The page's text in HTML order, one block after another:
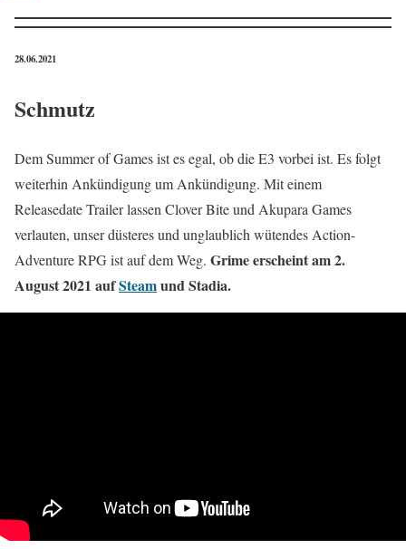
28.06.2021
Schmutz
Dem Summer of Games ist es egal, ob die E3 vorbei ist. Es folgt
weiterhin Ankündigung um Ankündigung. Mit einem
Releasedate Trailer lassen Clover Bite und Akupara Games
verlauten, unser düsteres und unglaublich wütendes Action-
Adventure RPG ist auf dem Weg. Grime erscheint am 2.
August 2021 aufSteamund Stadia.